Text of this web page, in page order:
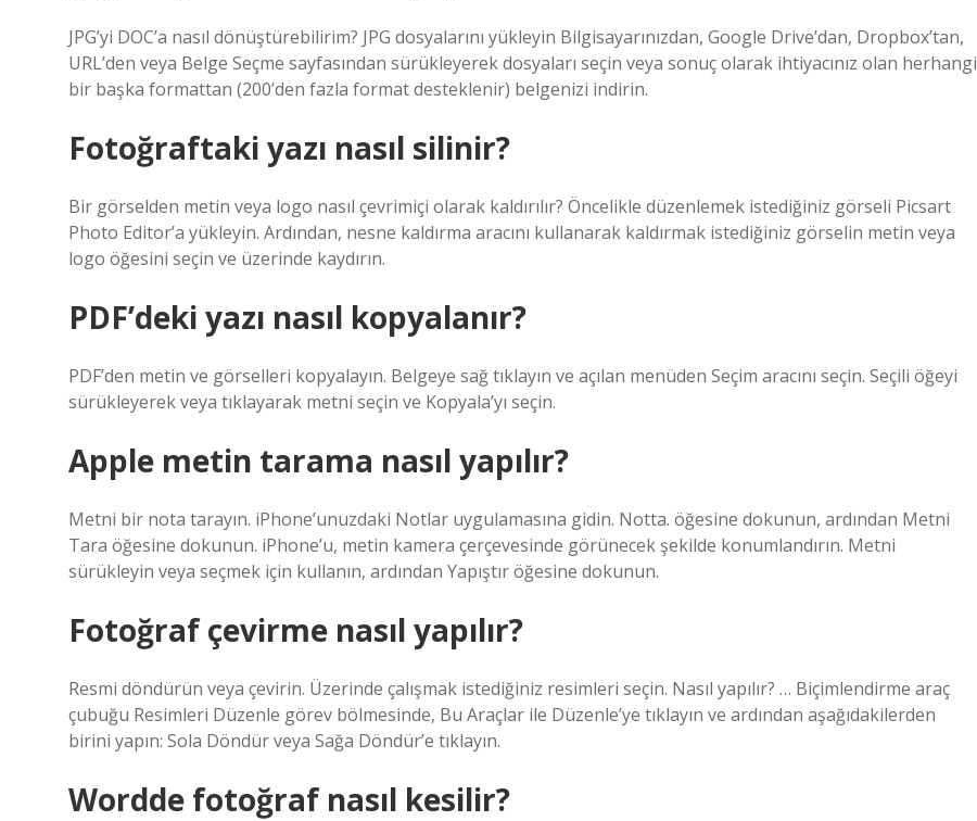
JPG’yi DOC’a nasıl dönüştürebilirim? JPG dosyalarını yükleyin Bilgisayarınızdan, Google Drive’dan, Dropbox’tan,
URL’den veya Belge Seçme sayfasından sürükleyerek dosyaları seçin veya sonuç olarak ihtiyacınız olan herhangi
bir başka formattan (200’den fazla format desteklenir) belgenizi indirin.
Fotoğraftaki yazı nasıl silinir?
Bir görselden metin veya logo nasıl çevrimiçi olarak kaldırılır? Öncelikle düzenlemek istediğiniz görseli Picsart
Photo Editor’a yükleyin. Ardından, nesne kaldırma aracını kullanarak kaldırmak istediğiniz görselin metin veya
logo öğesini seçin ve üzerinde kaydırın.
PDF’deki yazı nasıl kopyalanır?
PDF’den metin ve görselleri kopyalayın. Belgeye sağ tıklayın ve açılan menüden Seçim aracını seçin. Seçili öğeyi
sürükleyerek veya tıklayarak metni seçin ve Kopyala’yı seçin.
Apple metin tarama nasıl yapılır?
Metni bir nota tarayın. iPhone’unuzdaki Notlar uygulamasına gidin. Notta. öğesine dokunun, ardından Metni
Tara öğesine dokunun. iPhone’u, metin kamera çerçevesinde görünecek şekilde konumlandırın. Metni
sürükleyin veya seçmek için kullanın, ardından Yapıştır öğesine dokunun.
Fotoğraf çevirme nasıl yapılır?
Resmi döndürün veya çevirin. Üzerinde çalışmak istediğiniz resimleri seçin. Nasıl yapılır? … Biçimlendirme araç
çubuğu Resimleri Düzenle görev bölmesinde, Bu Araçlar ile Düzenle’ye tıklayın ve ardından aşağıdakilerden
birini yapın: Sola Döndür veya Sağa Döndür’e tıklayın.
Wordde fotoğraf nasıl kesilir?